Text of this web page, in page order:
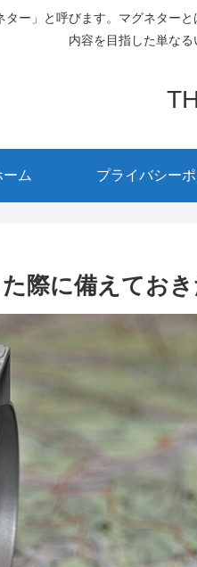
」と呼びます。マグネターと
内容を目指した単な
ーム プライバシー
際に備えてお